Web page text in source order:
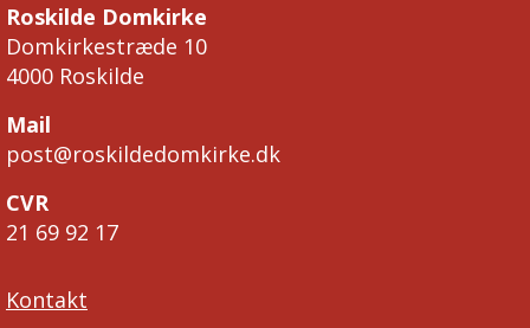
Roskilde Domkirke
Domkirkestræde 10
4000 Roskilde
Mail
post@roskildedomkirke.dk
CVR
21 69 92 17
Kontakt